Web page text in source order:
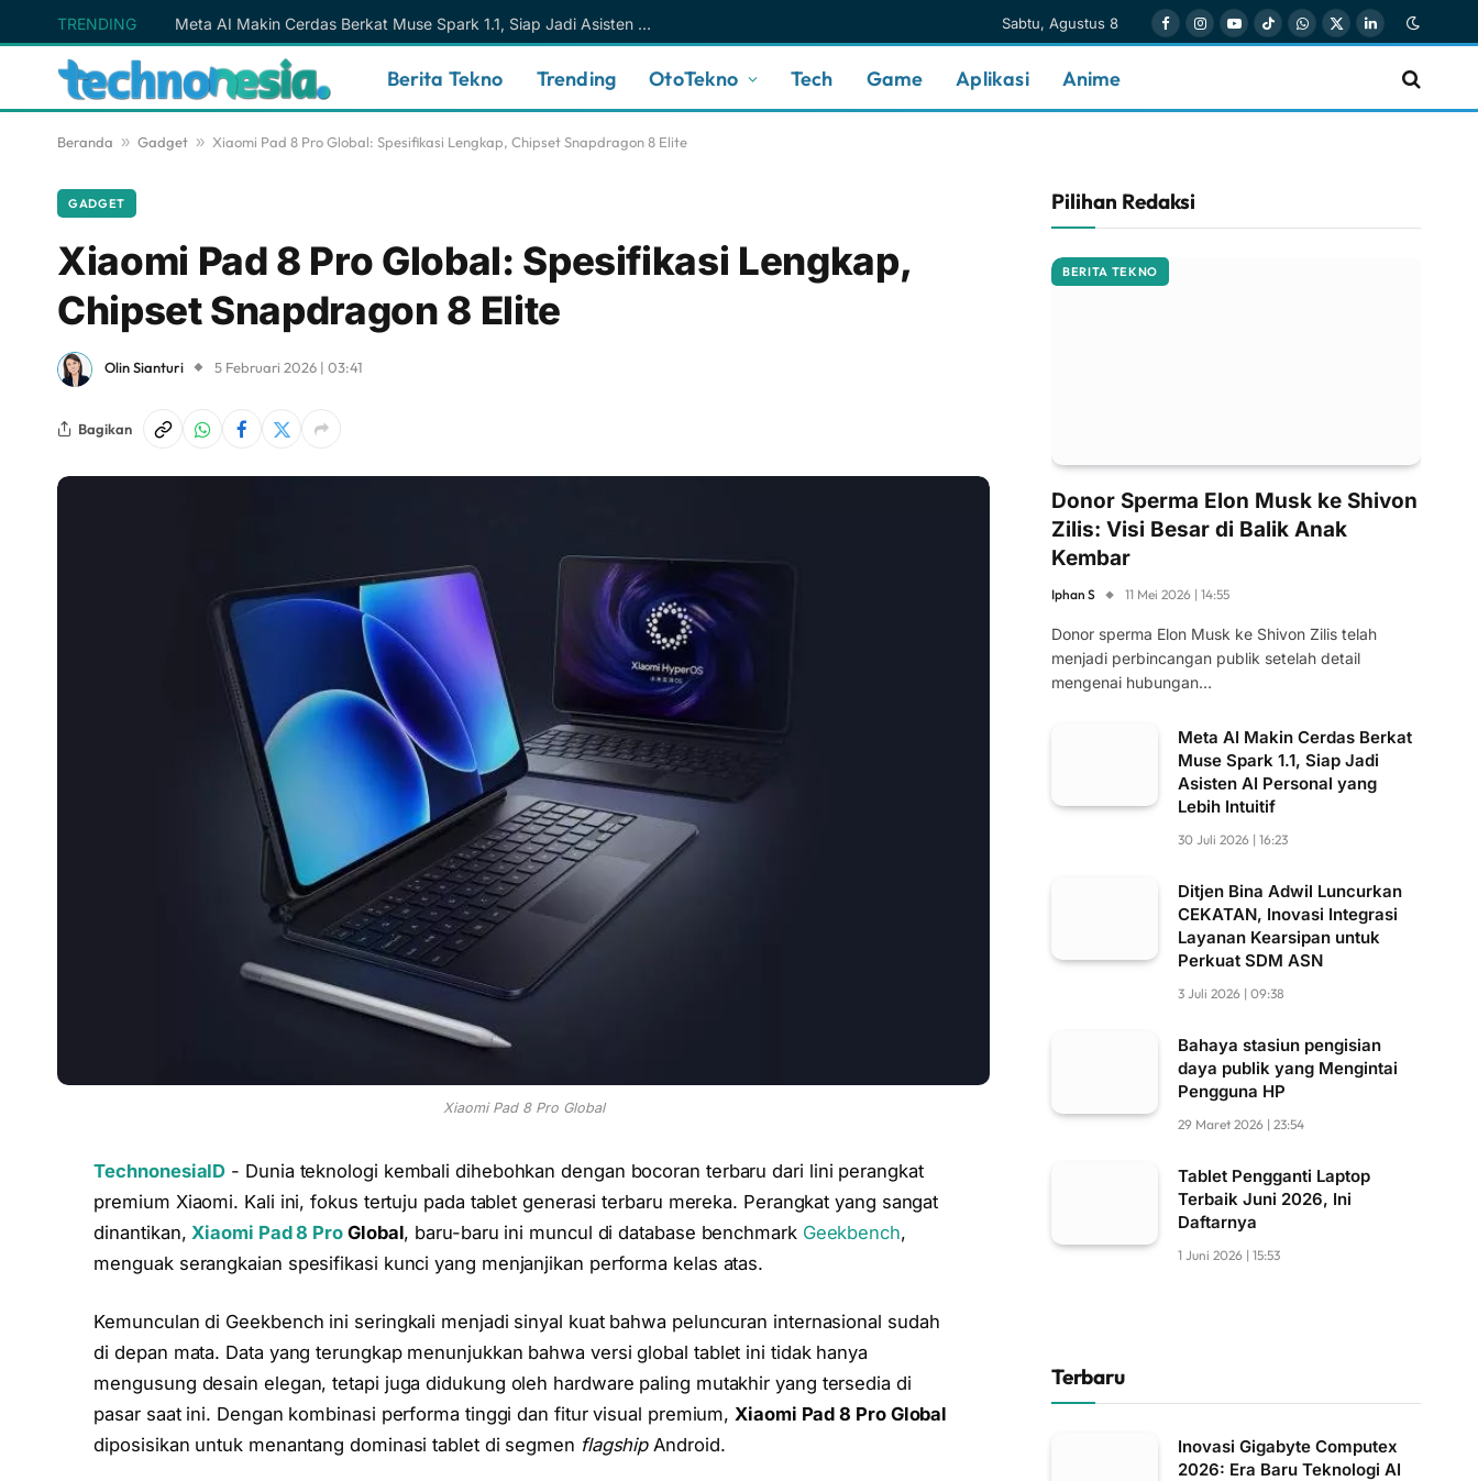
TRENDING Meta AI Makin Cerdas Berkat Muse Spark 1.1, Siap Jadi Asisten AI Personal yang Lebih Intuitif Sabtu, Agustus 8
FacebookInstagram
YouTube
TikTokWhatsApp
X
LinkedIn
Berita Tekno Trending OtoTekno Tech Game Aplikasi Anime
Beranda » Gadget » Xiaomi Pad 8 Pro Global: Spesifikasi Lengkap, Chipset Snapdragon 8 Elite
GADGET
Xiaomi Pad 8 Pro Global: Spesifikasi Lengkap,
Chipset Snapdragon 8 Elite
Olin Sianturi 5 Februari 2026 | 03:41
Bagikan
Xiaomi Pad 8 Pro Global
TechnonesiaID - Dunia teknologi kembali dihebohkan dengan bocoran terbaru dari lini perangkat
premium Xiaomi. Kali ini, fokus tertuju pada tablet generasi terbaru mereka. Perangkat yang sangat
dinantikan, Xiaomi Pad 8 Pro Global, baru-baru ini muncul di database benchmark Geekbench,
menguak serangkaian spesifikasi kunci yang menjanjikan performa kelas atas.
Kemunculan di Geekbench ini seringkali menjadi sinyal kuat bahwa peluncuran internasional sudah
di depan mata. Data yang terungkap menunjukkan bahwa versi global tablet ini tidak hanya
mengusung desain elegan, tetapi juga didukung oleh hardware paling mutakhir yang tersedia di
pasar saat ini. Dengan kombinasi performa tinggi dan fitur visual premium,Xiaomi Pad 8 Pro Global
diposisikan untuk menantang dominasi tablet di segmen flagshipAndroid.
Pilihan Redaksi
BERITA TEKNO
Donor Sperma Elon Musk ke Shivon
Zilis: Visi Besar di Balik Anak
Kembar
Iphan S 11 Mei 2026 | 14:55
Donor sperma Elon Musk ke Shivon Zilis telah
menjadi perbincangan publik setelah detail
mengenai hubungan…
Meta AI Makin Cerdas Berkat
Muse Spark 1.1, Siap Jadi
Asisten AI Personal yang
Lebih Intuitif
30 Juli 2026 | 16:23
Ditjen Bina Adwil Luncurkan
CEKATAN, Inovasi Integrasi
Layanan Kearsipan untuk
Perkuat SDM ASN
3 Juli 2026 | 09:38
Bahaya stasiun pengisian
daya publik yang Mengintai
Pengguna HP
29 Maret 2026 | 23:54
Tablet Pengganti Laptop
Terbaik Juni 2026, Ini
Daftarnya
1 Juni 2026 | 15:53
Terbaru
Inovasi Gigabyte Computex
2026: Era Baru Teknologi AI